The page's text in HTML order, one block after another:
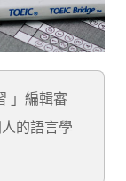
」編輯審
的語言學